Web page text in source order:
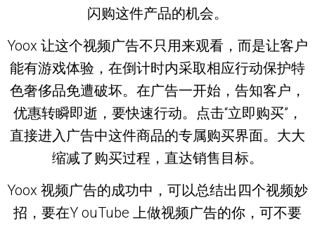
闪购这件产品的机会。
Yoox 让这个视频广告不只用来观看，而是让客户
能有游戏体验，在倒计时内采取相应行动保护特
色奢侈品免遭破坏。在广告一开始，告知客户，
优惠转瞬即逝，要快速行动。点击“立即购买”，
直接进入广告中这件商品的专属购买界面。大大
缩减了购买过程，直达销售目标。
Yoox 视频广告的成功中，可以总结出四个视频妙
招，要在Y ouTube 上做视频广告的你，可不要